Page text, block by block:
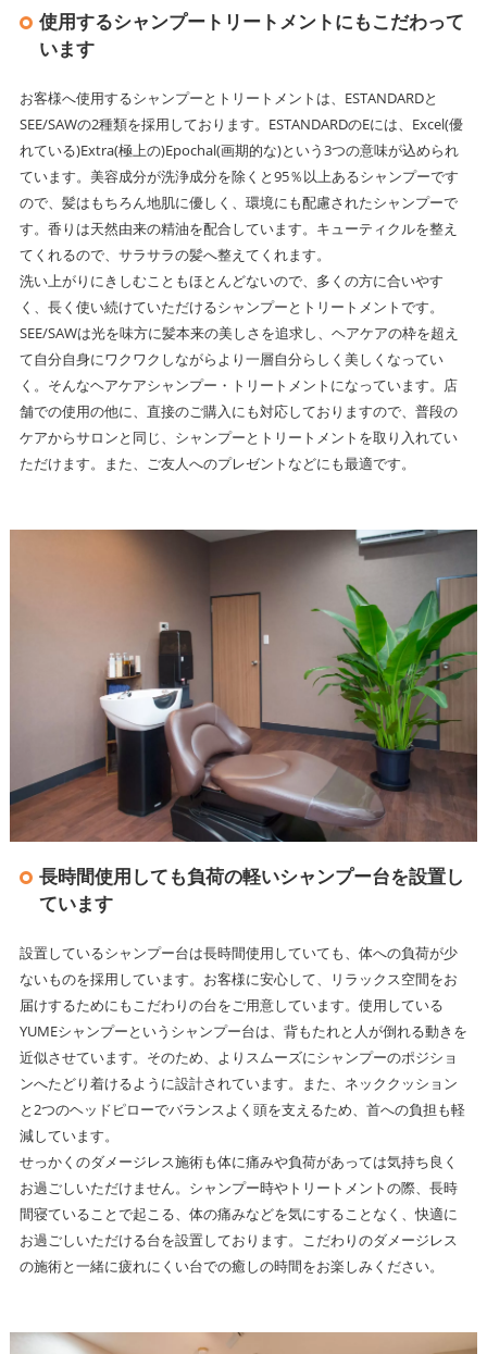
使用するシャンプートリートメントにもこだわって
います
お客様へ使用するシャンプーとトリートメントは、ESTANDARDと
SEE/SAWの2種類を採用しております。ESTANDARDのEには、Excel(優
れている)Extra(極上の)Epochal(画期的な)という3つの意味が込められ
ています。美容成分が洗浄成分を除くと95％以上あるシャンプーです
ので、髪はもちろん地肌に優しく、環境にも配慮されたシャンプーで
す。香りは天然由来の精油を配合しています。キューティクルを整え
てくれるので、サラサラの髪へ整えてくれます。
洗い上がりにきしむこともほとんどないので、多くの方に合いやす
く、長く使い続けていただけるシャンプーとトリートメントです。
SEE/SAWは光を味方に髪本来の美しさを追求し、ヘアケアの枠を超え
て自分自身にワクワクしながらより一層自分らしく美しくなってい
く。そんなヘアケアシャンプー・トリートメントになっています。店
舗での使用の他に、直接のご購入にも対応しておりますので、普段の
ケアからサロンと同じ、シャンプーとトリートメントを取り入れてい
ただけます。また、ご友人へのプレゼントなどにも最適です。
長時間使用しても負荷の軽いシャンプー台を設置し
ています
設置しているシャンプー台は長時間使用していても、体への負荷が少
ないものを採用しています。お客様に安心して、リラックス空間をお
届けするためにもこだわりの台をご用意しています。使用している
YUMEシャンプーというシャンプー台は、背もたれと人が倒れる動きを
近似させています。そのため、よりスムーズにシャンプーのポジショ
ンへたどり着けるように設計されています。また、ネッククッション
と2つのヘッドピローでバランスよく頭を支えるため、首への負担も軽
減しています。
せっかくのダメージレス施術も体に痛みや負荷があっては気持ち良く
お過ごしいただけません。シャンプー時やトリートメントの際、長時
間寝ていることで起こる、体の痛みなどを気にすることなく、快適に
お過ごしいただける台を設置しております。こだわりのダメージレス
の施術と一緒に疲れにくい台での癒しの時間をお楽しみください。